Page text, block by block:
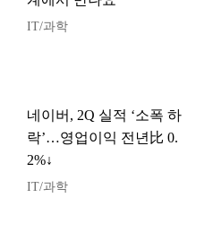
IT/과학
네이버, 2Q 실적 ‘소폭 하
락’…영업이익 전년比 0.
2%↓
IT/과학